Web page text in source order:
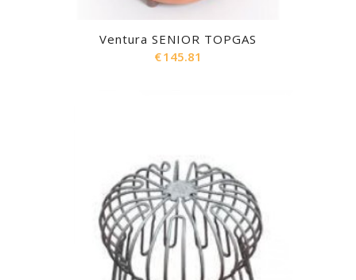
Ventura SENIOR TOPGAS
€145.81